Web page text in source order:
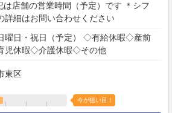
は店舗の営業時間（予定）です ＊シフ
詳細はお問い合わせください
曜日・祝日（予定） ◇有給休暇◇産前
児休暇◇介護休暇◇その他
東区
今が狙い目！